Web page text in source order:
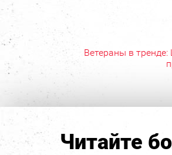
Ветераны в тренде:
Читайте